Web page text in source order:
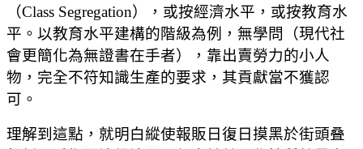
（Class Segregation），或按經濟水平，或按教育水
平。以教育水平建構的階級為例，無學問（現代社
會更簡化為無證書在手者），靠出賣勞力的小人
物，完全不符知識生產的要求，其貢獻當不獲認
可。
理解到這點，就明白縱使報販日復日摸黑於街頭叠